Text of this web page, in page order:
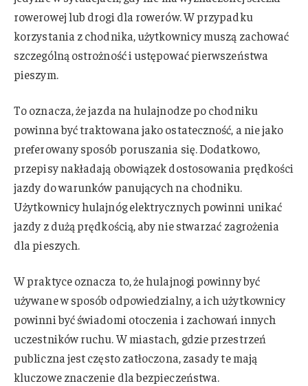
rowerowej lub drogi dla rowerów. W przypadku
korzystania z chodnika, użytkownicy muszą zachować
szczególną ostrożność i ustępować pierwszeństwa
pieszym.
To oznacza, że jazda na hulajnodze po chodniku
powinna być traktowana jako ostateczność, a nie jako
preferowany sposób poruszania się. Dodatkowo,
przepisy nakładają obowiązek dostosowania prędkości
jazdy do warunków panujących na chodniku.
Użytkownicy hulajnóg elektrycznych powinni unikać
jazdy z dużą prędkością, aby nie stwarzać zagrożenia
dla pieszych.
W praktyce oznacza to, że hulajnogi powinny być
używane w sposób odpowiedzialny, a ich użytkownicy
powinni być świadomi otoczenia i zachowań innych
uczestników ruchu. W miastach, gdzie przestrzeń
publiczna jest często zatłoczona, zasady te mają
kluczowe znaczenie dla bezpieczeństwa.